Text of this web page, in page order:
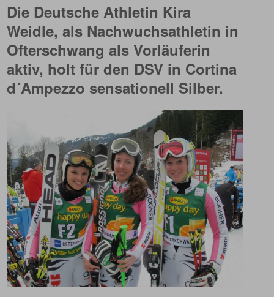
Die Deutsche Athletin Kira
Weidle, als Nachwuchsathletin in
Ofterschwang als Vorläuferin
aktiv, holt für den DSV in Cortina
d´Ampezzo sensationell Silber.